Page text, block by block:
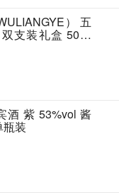
） 五
支装礼盒 50度
酒 紫 53%vol 酱
装